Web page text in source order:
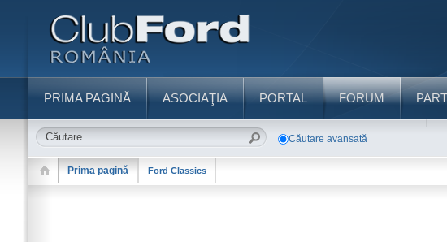
PRIMA PAGINĂ ASOCIAŢIA PORTAL FORUM
Căutare avansată
Prima pagină Ford Classics